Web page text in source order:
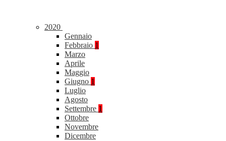
2020
Gennaio
Febbraio 1
Marzo
Aprile
Maggio
Giugno 1
Luglio
Agosto
Settembre 1
Ottobre
Novembre
Dicembre